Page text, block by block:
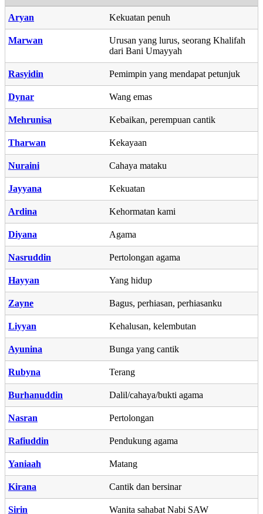
Aryan Kekuatan penuh
Marwan
Urusan yang lurus, seorang Khalifah
dari Bani Umayyah
Rasyidin Pemimpin yang mendapat petunjuk
Dynar Wang emas
Mehrunisa Kebaikan, perempuan cantik
Tharwan Kekayaan
Nuraini Cahaya mataku
Jayyana Kekuatan
Ardina Kehormatan kami
Diyana Agama
Nasruddin Pertolongan agama
Hayyan Yang hidup
Zayne Bagus, perhiasan, perhiasanku
Liyyan Kehalusan, kelembutan
Ayunina Bunga yang cantik
Rubyna Terang
Burhanuddin Dalil/cahaya/bukti agama
Nasran Pertolongan
Rafiuddin Pendukung agama
Yaniaah Matang
Kirana Cantik dan bersinar
Sirin Wanita sahabat Nabi SAW